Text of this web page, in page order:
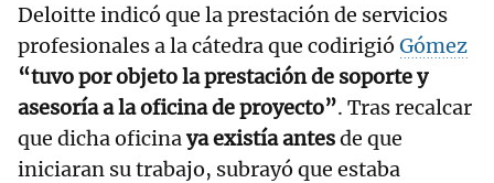
Deloitte indicó que la prestación de servicios
profesionales a la cátedra que codirigió Gómez
“tuvo por objeto la prestación de soporte y
asesoría a la oficina de proyecto”. Tras recalcar
que dicha oficinaya existía antesde que
iniciaran su trabajo, subrayó que estaba